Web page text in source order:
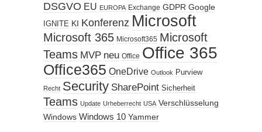
DSGVO EU EUROPA Exchange GDPR Google
IGNITE KI Konferenz Microsoft
Microsoft 365 Microsoft365 Microsoft
Teams MVP neu Office Office 365
Office365 OneDrive Outlook Purview
Recht Security SharePoint Sicherheit
Teams Update Urheberrecht USA Verschlüsselung
Windows Windows 10 Yammer